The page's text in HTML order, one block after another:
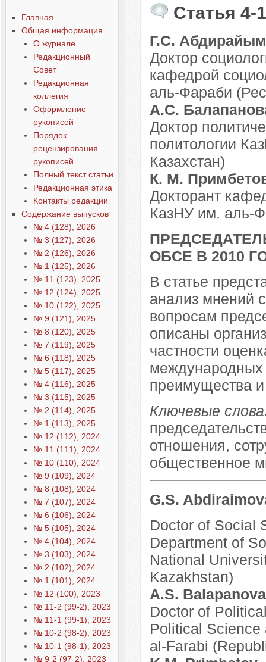
Главная
Общая информация
О журнале
Редакционный
Совет
Редакционная
коллегия
Оформление
рукописей
Порядок
рецензирования
рукописей
Полный текст статьи
Редакционная этика
Контакты редакции
Содержание выпусков
№ 4 (128), 2026
№ 3 (127), 2026
№ 2 (126), 2026
№ 1 (125), 2026
№ 11 (123), 2025
№ 12 (124), 2025
№ 10 (122), 2025
№ 9 (121), 2025
№ 8 (120), 2025
№ 7 (119), 2025
№ 6 (118), 2025
№ 5 (117), 2025
№ 4 (116), 2025
№ 3 (115), 2025
№ 2 (114), 2025
№ 1 (113), 2025
№ 12 (112), 2024
№ 11 (111), 2024
№ 10 (110), 2024
№ 9 (109), 2024
№ 8 (108), 2024
№ 7 (107), 2024
№ 6 (106), 2024
№ 5 (105), 2024
№ 4 (104), 2024
№ 3 (103), 2024
№ 2 (102), 2024
№ 1 (101), 2024
№ 12 (100), 2023
№ 11-2 (99-2), 2023
№ 11-1 (99-1), 2023
№ 10-2 (98-2), 2023
№ 10-1 (98-1), 2023
№ 9-2 (97-2), 2023
Статья 4-
Г.С.
Доктор
кафедрой
аль-Фараби
А.С.
Доктор
политологии
Казахстан)
К. М.
Докторант
КазНУ им. аль-
ОБСЕ В 2010
В статье
анализ мнений
вопросам
описаны
частности
преимущества
Ключевые
отношения,
общественное
G.S.
Doctor of Social
Department of
National
Kazakhstan)
A.S. Balapanova
Doctor of
Political Science
al-Farabi